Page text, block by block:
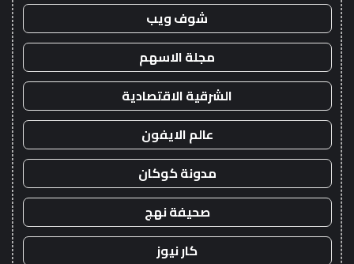
شوف ويب
مجلة الاسهم
الشرقية الاقتصادية
عالم الايفون
مدونة كوكان
صحيفة نهج
كار نيوز